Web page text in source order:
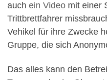
auch ein Video mit einer
Trittbrettfahrer
Vehikel für ihre Zwecke
Gruppe, die sich
Das alles kann den